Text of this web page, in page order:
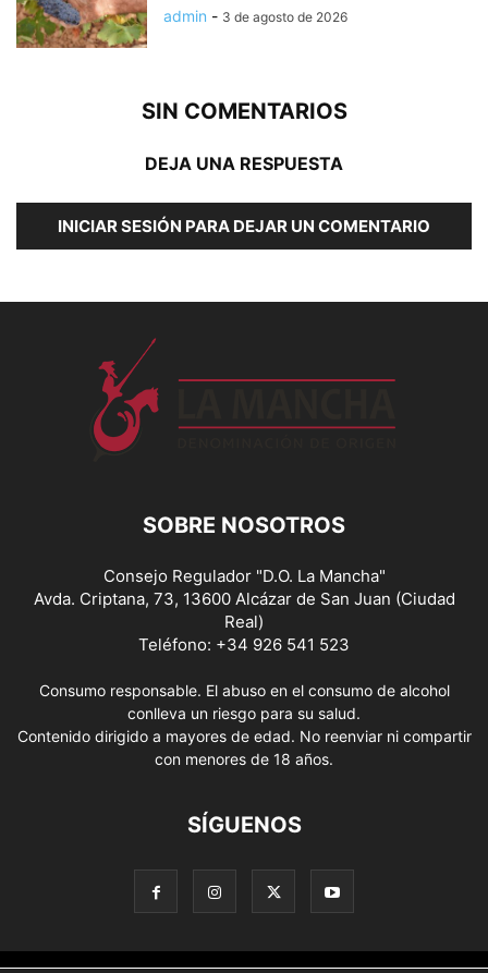
admin - 3 de agosto de 2026
SIN COMENTARIOS
DEJA UNA RESPUESTA
INICIAR SESIÓN PARA DEJAR UN COMENTARIO
SOBRE NOSOTROS
Consejo Regulador "D.O. La Mancha"
Avda. Criptana, 73, 13600 Alcázar de San Juan (Ciudad
Real)
Teléfono: +34 926 541 523
Consumo responsable. El abuso en el consumo de alcohol
conlleva un riesgo para su salud.
Contenido dirigido a mayores de edad. No reenviar ni compartir
con menores de 18 años.
SÍGUENOS